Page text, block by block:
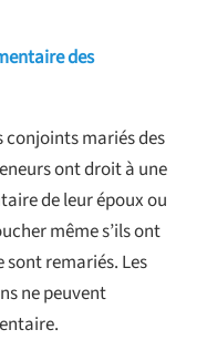
des
conjoints mariés des
ont droit à une
de leur époux ou
même s’ils ont
sont remariés. Les
ne peuvent